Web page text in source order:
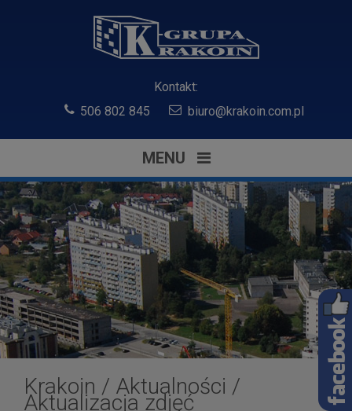
Kontakt:
506 802 845
biuro@krakoin.com.pl
MENU
Krakoin / Aktualności /
Aktualizacja zdjęć